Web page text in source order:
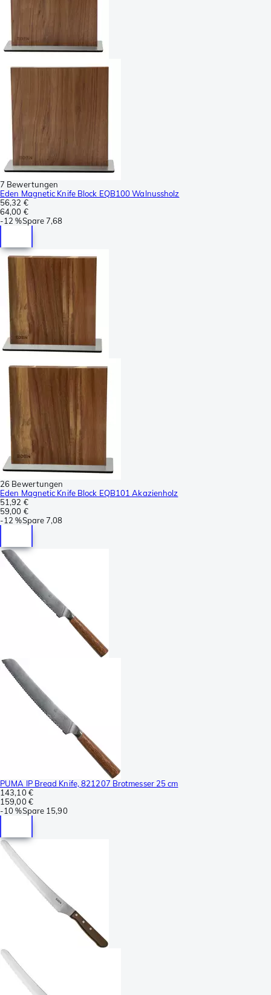
7 Bewertungen
Eden Magnetic Knife Block EQB100 Walnussholz
56,32 €
64,00 €
-12 %Spare7,68
26 Bewertungen
Eden Magnetic Knife Block EQB101 Akazienholz
51,92 €
59,00 €
-12 %Spare7,08
PUMA IP Bread Knife, 821207 Brotmesser 25 cm
143,10 €
159,00 €
-10 %Spare 15,90